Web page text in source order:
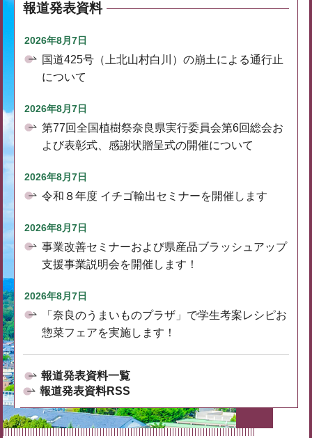
報道発表資料
2026年8月7日
国道425号（上北山村白川）の崩土による通行止
について
2026年8月7日
第77回全国植樹祭奈良県実行委員会第6回総会お
よび表彰式、感謝状贈呈式の開催について
2026年8月7日
令和８年度 イチゴ輸出セミナーを開催します
2026年8月7日
事業改善セミナーおよび県産品ブラッシュアップ
支援事業説明会を開催します！
2026年8月7日
「奈良のうまいものプラザ」で学生考案レシピお
惣菜フェアを実施します！
報道発表資料一覧
報道発表資料RSS